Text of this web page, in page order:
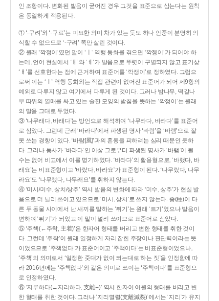
인 조항이다. 변화된 발음이 굳어진 경우 그것을 표준으로 삼는다는 원칙
은 동일하게 적용된다.
① ‘-구려’와 ‘-구료’는 미묘한 의미 차가 있는 듯도 하나 언중이 분명히 의
식할 수 없으므로 ‘-구려’ 쪽만 살린 것이다.
② 원래 ‘깍정이’였던 말이 ‘ㅣ’ 역행 동화를 겪으면 ‘깍젱이’가 되어야 하
는데, 언어 현실에서 ‘ㅐ’와 ‘ㅔ’가 발음으로 뚜렷이 구별되지 않고 표기상
‘ㅐ’를 선호한다는 점에 근거하여 표준어를 ‘깍쟁이’로 정하였다. 그럼으
로써 이는 ‘ㅣ’ 역행 동화와는 직접 관련이 없어진 표준어가 되어 제9항의
예외로 다루지 않고 여기에서 다루게 된 것이다. 그러나 밤나무, 떡갈나
무 따위의 열매를 싸고 있는 술잔 모양의 받침을 뜻하는 ‘깍정이’는 원래
의 말을 그대로 두었다.
③ ‘나무래다, 바래다’는 방언으로 해석하여 ‘나무라다, 바라다’를 표준어
로 삼았다. 그런데 근래 ‘바라다’에서 파생된 명사 ‘바람’을 ‘바램’으로 잘
못 쓰는 경향이 있다. ‘바람[風]’과의 혼동을 피하려는 심리 때문인 듯하
다. 그러나 동사가 ‘바라다’인 이상 그로부터 파생된 명사가 ‘바램’이 될
수는 없어 비고에서 이를 명기하였다. ‘바라다’의 활용형으로, ‘바랬다, 바
래요’는 비표준형이고 ‘바랐다, 바라요’가 표준형이 된다. ‘나무랐다, 나무
라요’도 ‘나무랬다, 나무래요’를 취하지 않는다.
④ ‘미시/미수, 상치/상추’ 역시 발음의 변화에 따라 ‘미수, 상추’가 현실 발
음으로 더 널리 쓰이고 있으므로 ‘미시, 상치’로 쓰지 않는다. 종(種)이 다
른 두 동물 사이에서 난 새끼를 말하는 ‘튀기’는 원래 ‘트기’였으나 발음이
변하여 ‘튀기’가 되었고 이 말이 널리 쓰이므로 표준어로 삼았다.
⑤ ‘주책(←주착, 主着)’은 한자어 형태를 버리고 변한 형태를 취한 것이
다. 그런데 ‘주착’이 원래 일정하게 자리 잡힌 주장이나 판단력이라는 뜻
이었으므로 ‘주책없다’가 표준어이고 ‘주책이다’는 비표준형이었으나,
‘주책’의 의미로서 ‘일정한 줏대가 없이 되는대로 하는 짓’을 인정함에 따
라 2016년에는 ‘주책없다’와 같은 의미로 쓰이는 ‘주책이다’를 표준형으
로 인정하였다.
⑥ ‘지루하다(←지리하다, 支離--)’ 역시 한자어 어원의 형태를 버리고 변
한 형태를 취한 것이다. 그러나 ‘지리멸렬(支離滅裂)’에서는 ‘지리’가 유지